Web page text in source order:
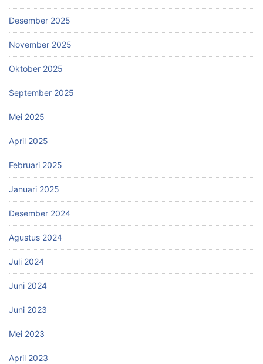
Desember 2025
November 2025
Oktober 2025
September 2025
Mei 2025
April 2025
Februari 2025
Januari 2025
Desember 2024
Agustus 2024
Juli 2024
Juni 2024
Juni 2023
Mei 2023
April 2023